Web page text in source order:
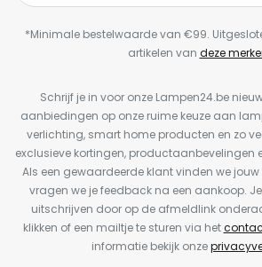
*Minimale bestelwaarde van €99.
artikelen van deze
Schrijf je in voor onze Lampen24.be
aanbiedingen op onze ruime keuze aan
verlichting, smart home producten en zo
exclusieve kortingen, productaanbevelingen
Als een gewaardeerde klant vinden we
vragen we je feedback na een aankoop.
uitschrijven door op de afmeldlink
klikken of een mailtje te sturen via het
informatie bekijk onze